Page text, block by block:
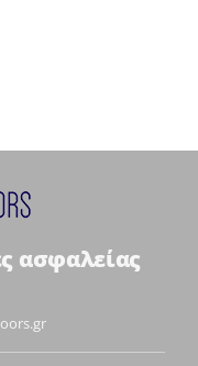
ασφαλείας